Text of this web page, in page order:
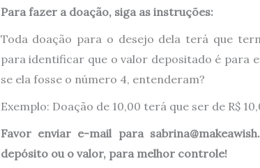
Para fazer a doação, siga as instruções:
Toda doação para o desejo dela terá que
para identificar que o valor depositado é para
se ela fosse o número 4, entenderam?
Exemplo: Doação de 10,00 terá que ser de R$
Favor enviar e-mail para
depósito ou o valor, para melhor controle!